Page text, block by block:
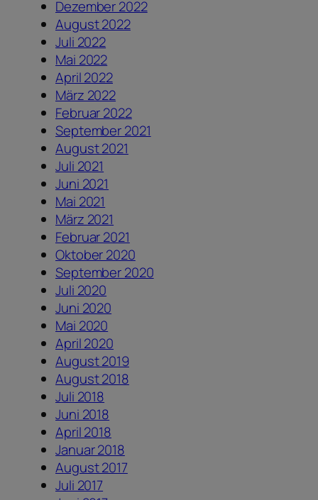
Dezember 2022
August 2022
Juli 2022
Mai 2022
April 2022
März 2022
Februar 2022
September 2021
August 2021
Juli 2021
Juni 2021
Mai 2021
März 2021
Februar 2021
Oktober 2020
September 2020
Juli 2020
Juni 2020
Mai 2020
April 2020
August 2019
August 2018
Juli 2018
Juni 2018
April 2018
Januar 2018
August 2017
Juli 2017